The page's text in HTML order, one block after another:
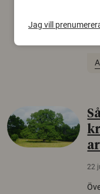
22
Jag vill